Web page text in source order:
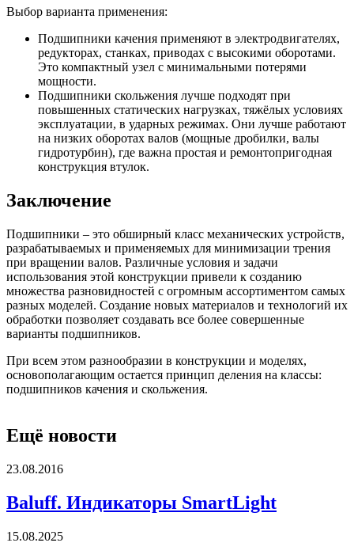
Выбор варианта применения:
Подшипники качения применяют в электродвигателях,
редукторах, станках, приводах с высокими оборотами.
Это компактный узел с минимальными потерями
мощности.
Подшипники скольжения лучше подходят при
повышенных статических нагрузках, тяжёлых условиях
эксплуатации, в ударных режимах. Они лучше работают
на низких оборотах валов (мощные дробилки, валы
гидротурбин), где важна простая и ремонтопригодная
конструкция втулок.
Заключение
Подшипники – это обширный класс механических устройств,
разрабатываемых и применяемых для минимизации трения
при вращении валов. Различные условия и задачи
использования этой конструкции привели к созданию
множества разновидностей с огромным ассортиментом самых
разных моделей. Создание новых материалов и технологий их
обработки позволяет создавать все более совершенные
варианты подшипников.
При всем этом разнообразии в конструкции и моделях,
основополагающим остается принцип деления на классы:
подшипников качения и скольжения.
Ещё новости
23.08.2016
Baluff. Индикаторы SmartLight
15.08.2025